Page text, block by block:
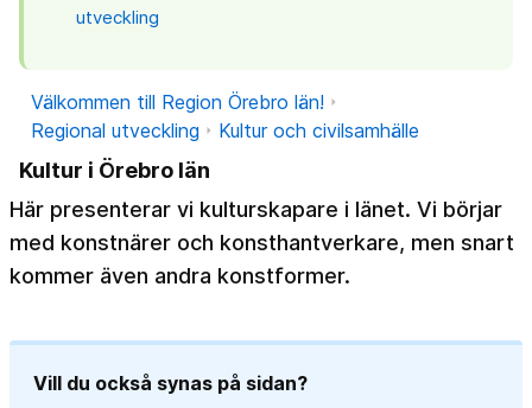
utveckling
Välkommen till Region Örebro län!
Regional utveckling
Kultur och civilsamhälle
Kultur i Örebro län
Här presenterar vi kulturskapare i länet. Vi börjar
med konstnärer och konsthantverkare, men snart
kommer även andra konstformer.
Vill du också synas på sidan?